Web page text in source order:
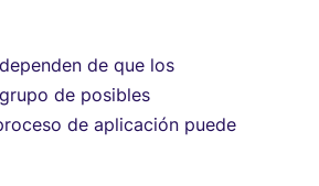
de que los
de posibles
de aplicación puede